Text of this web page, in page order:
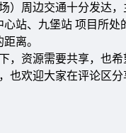
）周边交通十分发达
站、九堡站 项目所处
离。
资源需要共享，也希
欢迎大家在评论区分